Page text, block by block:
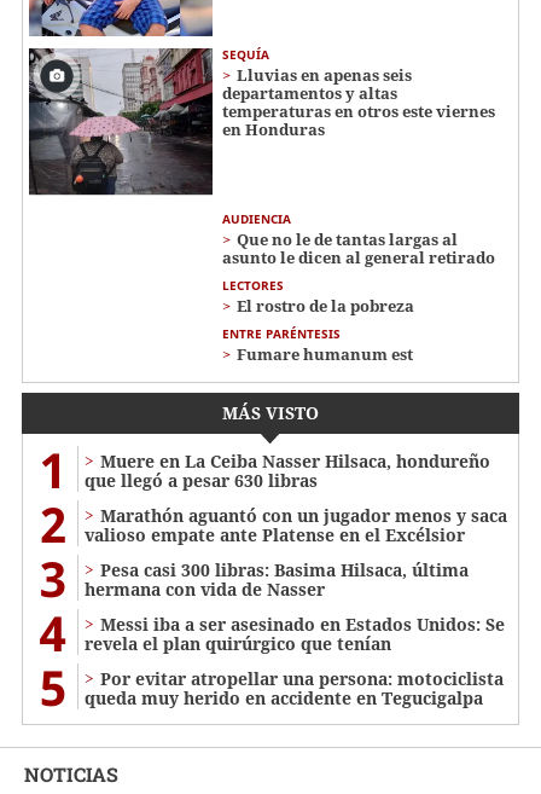
SEQUÍA
Lluvias en apenas seis
departamentos y altas
temperaturas en otros este viernes
en Honduras
AUDIENCIA
Que no le de tantas largas al
asunto le dicen al general retirado
LECTORES
El rostro de la pobreza
ENTRE PARÉNTESIS
Fumare humanum est
MÁS VISTO
1
Muere en La Ceiba Nasser Hilsaca, hondureño
que llegó a pesar 630 libras
2
Marathón aguantó con un jugador menos y saca
valioso empate ante Platense en el Excélsior
3
Pesa casi 300 libras: Basima Hilsaca, última
hermana con vida de Nasser
4
Messi iba a ser asesinado en Estados Unidos: Se
revela el plan quirúrgico que tenían
5
Por evitar atropellar una persona: motociclista
queda muy herido en accidente en Tegucigalpa
NOTICIAS